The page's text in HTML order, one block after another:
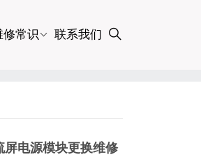
修常识 联系我们
电源模块更换维修